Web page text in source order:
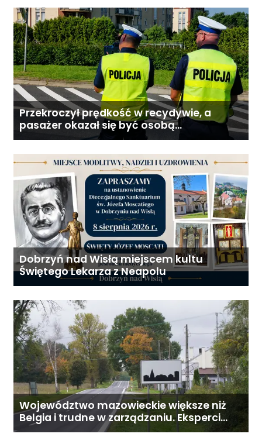
Przekroczył prędkość w recydywie, a
pasażer okazał się być osobą
poszukiwaną
Dobrzyń nad Wisłą miejscem kultu
Świętego Lekarza z Neapolu
Województwo mazowieckie większe niż
Belgia i trudne w zarządzaniu. Eksperci
proponują podział centralnej Polski